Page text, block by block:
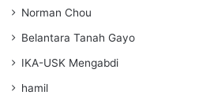
Norman Chou
Belantara Tanah Gayo
IKA-USK Mengabdi
hamil